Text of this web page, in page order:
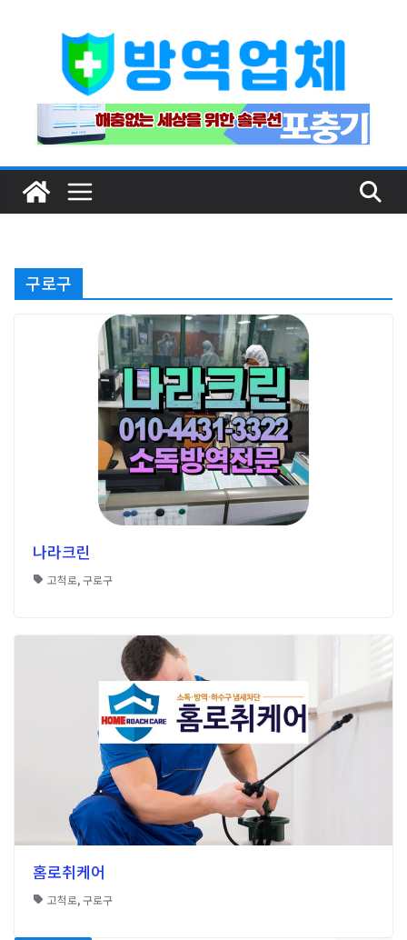
구로구
나라크린
고척로,구로구
홈로취케어
고척로,구로구